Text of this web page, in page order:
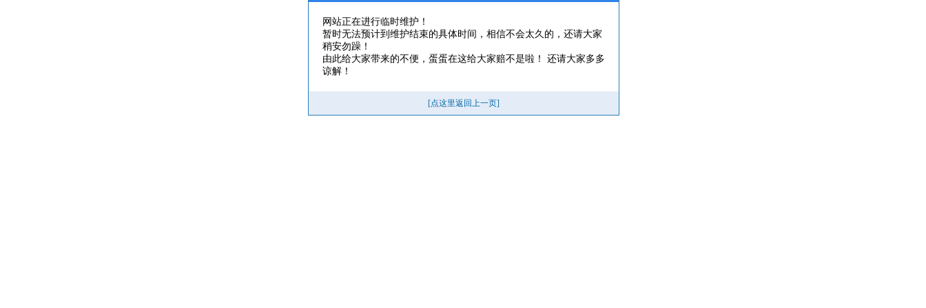
网站正在进行临时维护！
暂时无法预计到维护结束的具体时间，相信不会太久的，还请大家
稍安勿躁！
由此给大家带来的不便，蛋蛋在这给大家赔不是啦！ 还请大家多多
谅解！
[点这里返回上一页]